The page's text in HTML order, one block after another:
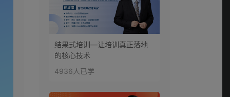
结果式培训—让培训真正落地
的核心技术
4936人已学